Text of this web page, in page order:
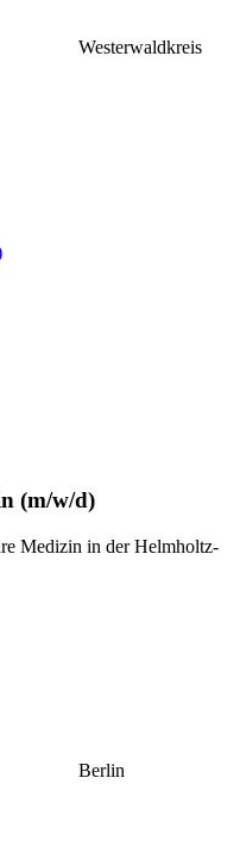
Westerwaldkreis
(m/w/d)
Medizin in der Helmholtz-
Berlin